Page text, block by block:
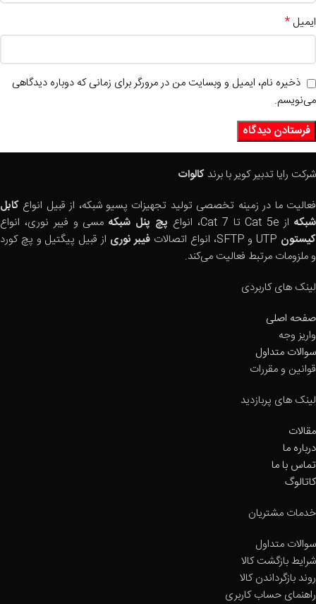
ایمیل *
ذخیره نام، ایمیل و وبسایت من در مرورگر برای زمانی که دوباره دیدگاهی
می‌نویسم.
شرکت رایا تدبیر کویر با برند کالوات
فعالیت ما در زمینه تخصصی تولید تجهیزات پسیو شبکه، از قبیل انواع کابل
شبکهاز Cat 5e تا Cat 7، انواع پچ پنل شبکهمسی و فیبر نوری، انواع
کیستون
فیبر نوری از قبیل پیگتیل و پچ کورد
و ملزومات مرتبط فعالیت می‌کند.
لینک های کاربردی
صفحه اصلی
واریز وجه
سوالات متداول
قوانین و مقررات
لینک های پربازدید
مقالات
درباره ما
تماس با ما
کاتالوگ
خدمات مشتریان
سوالات متداول
شرایط بازگشت کالا
روند بازگرداندن کالا
راهنمای حساب کاربری